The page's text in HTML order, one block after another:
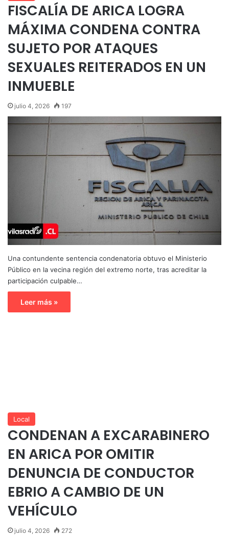
FISCALÍA DE ARICA LOGRA
MÁXIMA CONDENA CONTRA
SUJETO POR ATAQUES
SEXUALES REITERADOS EN UN
INMUEBLE
julio 4, 2026 197
Una contundente sentencia condenatoria obtuvo el Ministerio
Público en la vecina región del extremo norte, tras acreditar la
participación culpable…
Leer más »
Local
CONDENAN A EXCARABINERO
EN ARICA POR OMITIR
DENUNCIA DE CONDUCTOR
EBRIO A CAMBIO DE UN
VEHÍCULO
julio 4, 2026 272